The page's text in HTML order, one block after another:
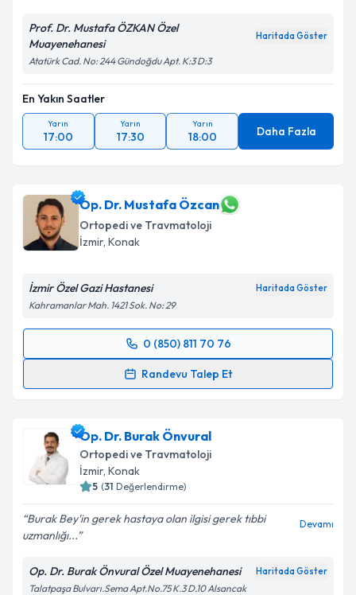
Prof. Dr. Mustafa ÖZKAN Özel
Muayenehanesi
Haritada Göster
Atatürk Cad. No: 244 Gündoğdu Apt. K:3 D:3
En Yakın Saatler
Yarın
17:00
Yarın
17:30
Yarın
18:00 Daha Fazla
Op. Dr. Mustafa Özcan
Ortopedi ve Travmatoloji
İzmir, Konak
İzmir Özel Gazi Hastanesi Haritada Göster
Kahramanlar Mah. 1421 Sok. No: 29
0 (850) 811 70 76
Randevu Talep Et
Randevu Takvimi Talebi
takvim hazırlandığında e-posta ile bilgilendireceğiz.
E-posta Adresiniz
Metni'ni okudum ve kişisel verilerimin belirtilen
kapsamda işlenmesini kabul ediyorum.
Op. Dr. Burak Önvural
Ortopedi ve Travmatoloji
İzmir, Konak
5 (31 Değerlendirme)
Burak Bey'in gerek hastaya olan ilgisi gerek tıbbi
uzmanlığı...
Devamı
Op. Dr. Burak Önvural Özel Muayenehanesi Haritada Göster
Talatpaşa Bulvarı.Sema Apt.No.75 K.3 D.10 Alsancak